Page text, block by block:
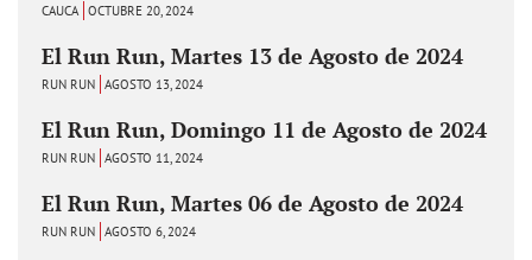
CAUCA OCTUBRE 20, 2024
El Run Run, Martes 13 de Agosto de 2024
RUN RUN AGOSTO 13, 2024
El Run Run, Domingo 11 de Agosto de 2024
RUN RUN AGOSTO 11, 2024
El Run Run, Martes 06 de Agosto de 2024
RUN RUN AGOSTO 6, 2024